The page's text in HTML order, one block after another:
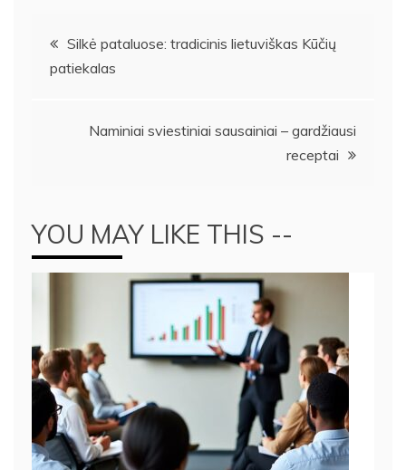
Navigacija
tarp
Silkė pataluose: tradicinis lietuviškas Kūčių
patiekalas
Naminiai sviestiniai sausainiai – gardžiausi
receptai
YOU MAY LIKE THIS --